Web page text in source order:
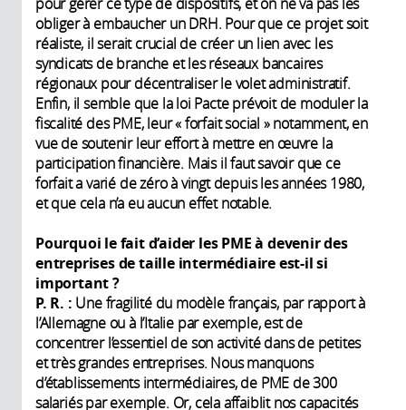
obliger à embaucher un DRH. Pour que ce projet soit
réaliste, il serait crucial de créer un lien avec les
syndicats de branche et les réseaux bancaires
régionaux pour décentraliser le volet administratif.
Enfin, il semble que la loi Pacte prévoit de moduler la
fiscalité des PME, leur « forfait social » notamment, en
vue de soutenir leur effort à mettre en œuvre la
participation financière. Mais il faut savoir que ce
forfait a varié de zéro à vingt depuis les années 1980,
et que cela n’a eu aucun effet notable.
Pourquoi le fait d’aider les PME à devenir des
entreprises de taille intermédiaire est-il si
important ?
P. R. : Une fragilité du modèle français, par rapport à
l’Allemagne ou à l’Italie par exemple, est de
concentrer l’essentiel de son activité dans de petites
et très grandes entreprises. Nous manquons
d’établissements intermédiaires, de PME de 300
salariés par exemple. Or, cela affaiblit nos capacités